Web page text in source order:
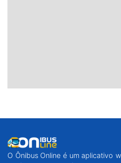
O Ônibus Online é um aplicativo